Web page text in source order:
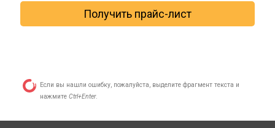
Получить прайс-лист
Если вы нашли ошибку, пожалуйста, выделите фрагмент текста и
нажмите Ctrl+Enter.